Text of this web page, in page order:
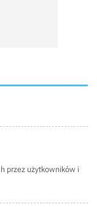
przez użytkowników i